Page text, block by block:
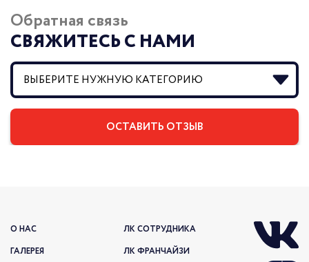
Обратная связь
СВЯЖИТЕСЬ С НАМИ
О НАС
ГАЛЕРЕЯ
ЛК СОТРУДНИКА
ЛК ФРАНЧАЙЗИ